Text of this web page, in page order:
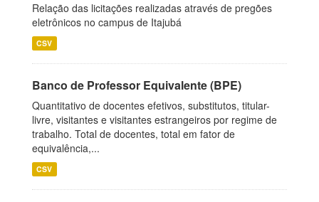
Relação das licitações realizadas através de pregões
eletrônicos no campus de Itajubá
CSV
Banco de Professor Equivalente (BPE)
Quantitativo de docentes efetivos, substitutos, titular-
livre, visitantes e visitantes estrangeiros por regime de
trabalho. Total de docentes, total em fator de
equivalência,...
CSV